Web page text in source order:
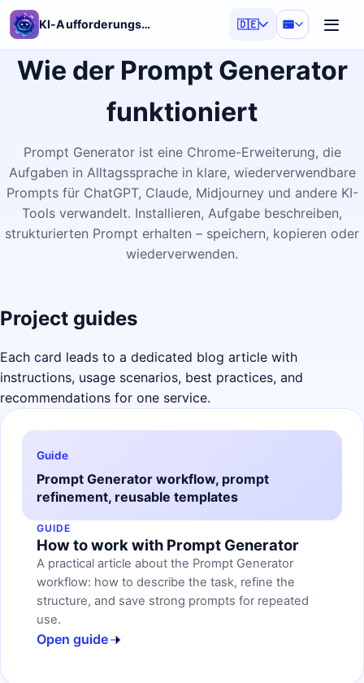
KI-Aufforderungsgenerator 🇩🇪
Wie der Prompt Generator
funktioniert
Prompt Generator ist eine Chrome-Erweiterung, die
Aufgaben in Alltagssprache in klare, wiederverwendbare
Prompts für ChatGPT, Claude, Midjourney und andere KI-
Tools verwandelt. Installieren, Aufgabe beschreiben,
strukturierten Prompt erhalten – speichern, kopieren oder
wiederverwenden.
Project guides
Each card leads to a dedicated blog article with
instructions, usage scenarios, best practices, and
recommendations for one service.
Guide
Prompt Generator workflow, prompt
refinement, reusable templates
GUIDE
How to work with Prompt Generator
A practical article about the Prompt Generator
workflow: how to describe the task, refine the
structure, and save strong prompts for repeated
use.
Open guide